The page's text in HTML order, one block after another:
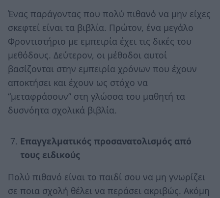
Ένας παράγοντας που πολύ πιθανό να μην είχες
σκεφτεί είναι τα βιβλία. Πρώτον, ένα μεγάλο
Φροντιστήριο με εμπειρία έχει τις δικές του
μεθόδους. Δεύτερον, οι μέθοδοι αυτοί
βασίζονται στην εμπειρία χρόνων που έχουν
αποκτήσει και έχουν ως στόχο να
“μεταφράσουν” στη γλώσσα του μαθητή τα
δυσνόητα σχολικά βιβλία.
Επαγγελματικός προσανατολισμός από
τους ειδικούς
Πολύ πιθανό είναι το παιδί σου να μη γνωρίζει
σε ποια σχολή θέλει να περάσει ακριβώς. Ακόμη